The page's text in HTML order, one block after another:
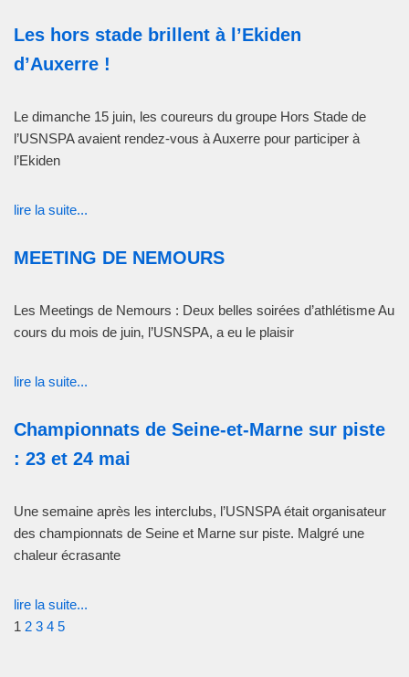
Les hors stade brillent à l’Ekiden
d’Auxerre !
Le dimanche 15 juin, les coureurs du groupe Hors Stade de
l’USNSPA avaient rendez-vous à Auxerre pour participer à
l’Ekiden
lire la suite...
MEETING DE NEMOURS
Les Meetings de Nemours : Deux belles soirées d’athlétisme Au
cours du mois de juin, l’USNSPA, a eu le plaisir
lire la suite...
Championnats de Seine-et-Marne sur piste
: 23 et 24 mai
Une semaine après les interclubs, l’USNSPA était organisateur
des championnats de Seine et Marne sur piste. Malgré une
chaleur écrasante
lire la suite...
1 2 3 4 5